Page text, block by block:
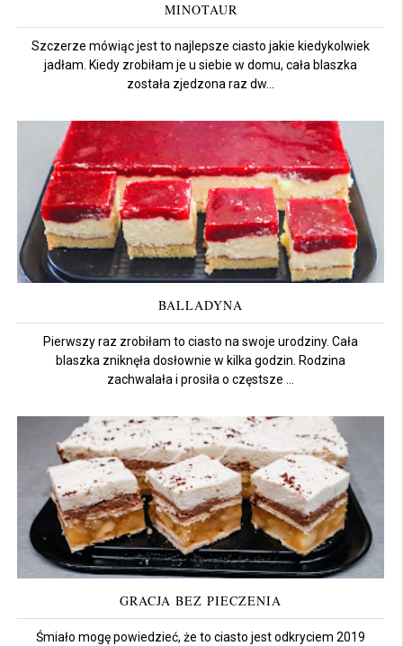
MINOTAUR
Szczerze mówiąc jest to najlepsze ciasto jakie kiedykolwiek
jadłam. Kiedy zrobiłam je u siebie w domu, cała blaszka
została zjedzona raz dw...
BALLADYNA
Pierwszy raz zrobiłam to ciasto na swoje urodziny. Cała
blaszka zniknęła dosłownie w kilka godzin. Rodzina
zachwalała i prosiła o częstsze ...
GRACJA BEZ PIECZENIA
Śmiało mogę powiedzieć, że to ciasto jest odkryciem 2019